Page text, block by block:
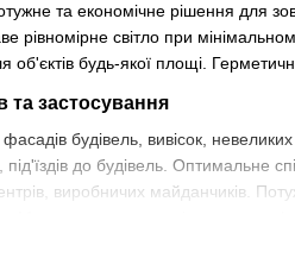
та економічне рішення для
рівномірне світло при
будь-якої площі.
та застосування
будівель, вивісок,
під'їздів до будівель. Оптимальне
виробничих майданчиків.